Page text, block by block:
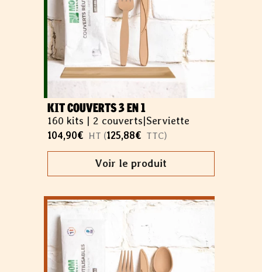
KIT COUVERTS 3 EN 1
160 kits | 2 couverts|Serviette
104,90€ HT (125,88€ TTC)
Voir le produit